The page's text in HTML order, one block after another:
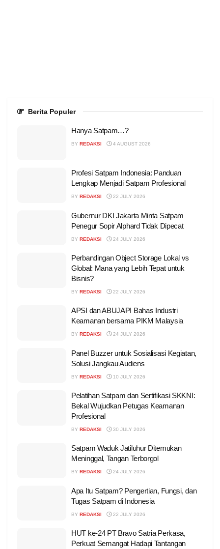
Berita Populer
Hanya Satpam…?
BY REDAKSI 4 AUGUST 2026
Profesi Satpam Indonesia: Panduan
Lengkap Menjadi Satpam Profesional
BY REDAKSI 22 JULY 2026
Gubernur DKI Jakarta Minta Satpam
Penegur Sopir Alphard Tidak Dipecat
BY REDAKSI 24 JULY 2026
Perbandingan Object Storage Lokal vs
Global: Mana yang Lebih Tepat untuk
Bisnis?
BY REDAKSI 22 JULY 2026
APSI dan ABUJAPI Bahas Industri
Keamanan bersama PIKM Malaysia
BY REDAKSI 24 JULY 2026
Panel Buzzer untuk Sosialisasi Kegiatan,
Solusi Jangkau Audiens
BY REDAKSI 10 JULY 2026
Pelatihan Satpam dan Sertifikasi SKKNI:
Bekal Wujudkan Petugas Keamanan
Profesional
BY REDAKSI 30 JULY 2026
Satpam Waduk Jatiluhur Ditemukan
Meninggal, Tangan Terborgol
BY REDAKSI 24 JULY 2026
Apa Itu Satpam? Pengertian, Fungsi, dan
Tugas Satpam di Indonesia
BY REDAKSI 22 JULY 2026
HUT ke-24 PT Bravo Satria Perkasa,
Perkuat Semangat Hadapi Tantangan